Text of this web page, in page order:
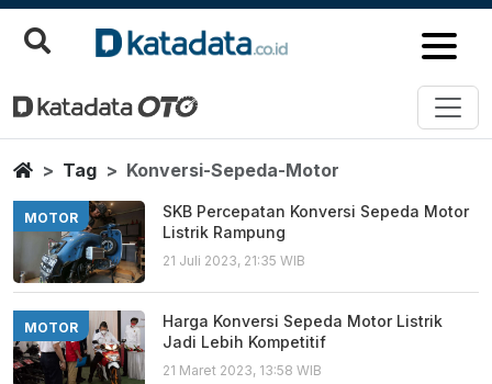
Konversi Sepeda Motor
Berita Terbaru
HomeTag Konversi-Sepeda-Motor
MOTOR
SKB Percepatan Konversi Sepeda Motor
Listrik Rampung
21 Juli 2023, 21:35 WIB
MOTOR
Harga Konversi Sepeda Motor Listrik
Jadi Lebih Kompetitif
21 Maret 2023, 13:58 WIB